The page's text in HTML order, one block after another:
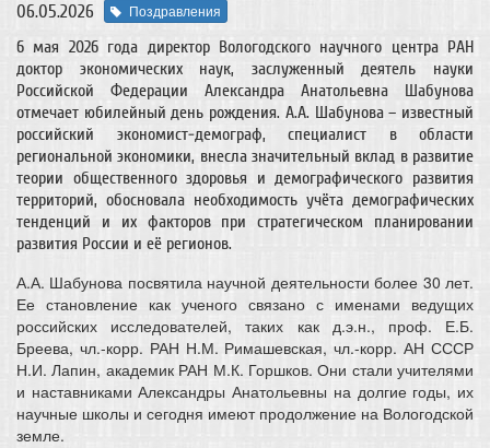
06.05.2026 Поздравления
6 мая 2026 года директор Вологодского научного центра РАН
доктор экономических наук, заслуженный деятель науки
Российской Федерации Александра Анатольевна Шабунова
отмечает юбилейный день рождения. А.А. Шабунова – известный
российский экономист-демограф, специалист в области
региональной экономики, внесла значительный вклад в развитие
теории общественного здоровья и демографического развития
территорий, обосновала необходимость учёта демографических
тенденций и их факторов при стратегическом планировании
развития России и её регионов.
А.А. Шабунова посвятила научной деятельности более 30 лет.
Ее становление как ученого связано с именами ведущих
российских исследователей, таких как д.э.н., проф. Е.Б.
Бреева, чл.-корр. РАН Н.М. Римашевская, чл.-корр. АН СССР
Н.И. Лапин, академик РАН М.К. Горшков. Они стали учителями
и наставниками Александры Анатольевны на долгие годы, их
научные школы и сегодня имеют продолжение на Вологодской
земле.